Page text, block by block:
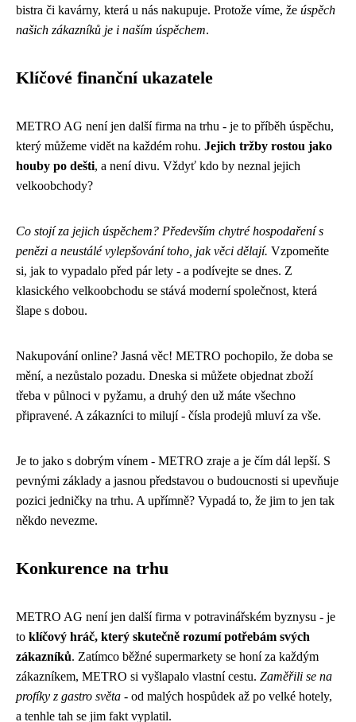
bistra či kavárny, která u nás nakupuje. Protože víme, že úspěch
našich zákazníků je i naším úspěchem.
Klíčové finanční ukazatele
METRO AG není jen další firma na trhu - je to příběh úspěchu,
který můžeme vidět na každém rohu. Jejich tržby rostou jako
houby po dešti, a není divu. Vždyť kdo by neznal jejich
velkoobchody?
Co stojí za jejich úspěchem? Především chytré hospodaření s
penězi a neustálé vylepšování toho, jak věci dělají. Vzpomeňte
si, jak to vypadalo před pár lety - a podívejte se dnes. Z
klasického velkoobchodu se stává moderní společnost, která
šlape s dobou.
Nakupování online? Jasná věc! METRO pochopilo, že doba se
mění, a nezůstalo pozadu. Dneska si můžete objednat zboží
třeba v půlnoci v pyžamu, a druhý den už máte všechno
připravené. A zákazníci to milují - čísla prodejů mluví za vše.
Je to jako s dobrým vínem - METRO zraje a je čím dál lepší. S
pevnými základy a jasnou představou o budoucnosti si upevňuje
pozici jedničky na trhu. A upřímně? Vypadá to, že jim to jen tak
někdo nevezme.
Konkurence na trhu
METRO AG není jen další firma v potravinářském byznysu - je
to klíčový hráč, který skutečně rozumí potřebám svých
zákazníků. Zatímco běžné supermarkety se honí za každým
zákazníkem, METRO si vyšlapalo vlastní cestu. Zaměřili se na
profíky z gastro světa - od malých hospůdek až po velké hotely,
a tenhle tah se jim fakt vyplatil.